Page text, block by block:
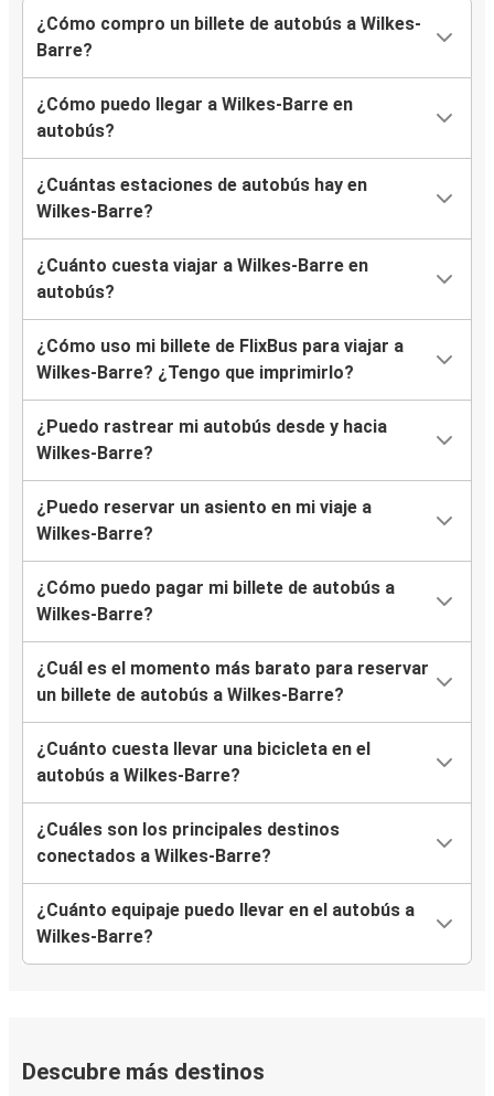
¿Cómo compro un billete de autobús a Wilkes-
Barre?
¿Cómo puedo llegar a Wilkes-Barre en
autobús?
¿Cuántas estaciones de autobús hay en
Wilkes-Barre?
¿Cuánto cuesta viajar a Wilkes-Barre en
autobús?
¿Cómo uso mi billete de FlixBus para viajar a
Wilkes-Barre? ¿Tengo que imprimirlo?
¿Puedo rastrear mi autobús desde y hacia
Wilkes-Barre?
¿Puedo reservar un asiento en mi viaje a
Wilkes-Barre?
¿Cómo puedo pagar mi billete de autobús a
Wilkes-Barre?
¿Cuál es el momento más barato para reservar
un billete de autobús a Wilkes-Barre?
¿Cuánto cuesta llevar una bicicleta en el
autobús a Wilkes-Barre?
¿Cuáles son los principales destinos
conectados a Wilkes-Barre?
¿Cuánto equipaje puedo llevar en el autobús a
Wilkes-Barre?
Descubre más destinos